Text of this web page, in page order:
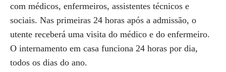
com médicos, enfermeiros, assistentes técnicos e
sociais. Nas primeiras 24 horas após a admissão, o
utente receberá uma visita do médico e do enfermeiro.
O internamento em casa funciona 24 horas por dia,
todos os dias do ano.